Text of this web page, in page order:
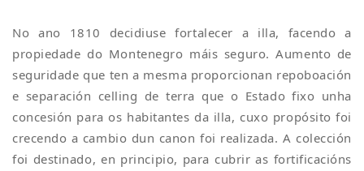
No ano 1810 decidiuse fortalecer a illa, facendo a
propiedade do Montenegro máis seguro. Aumento de
seguridade que ten a mesma proporcionan repoboación
e separación celling de terra que o Estado fixo unha
concesión para os habitantes da illa, cuxo propósito foi
crecendo a cambio dun canon foi realizada. A colección
foi destinado, en principio, para cubrir as fortificacións